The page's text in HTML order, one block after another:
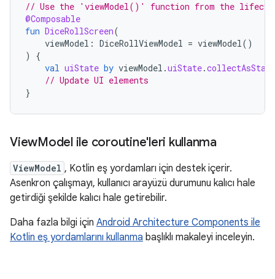
// Use the 'viewModel()' function from the
@Composable
fun DiceRollScreen(
viewModel : DiceRollViewModel = viewModel()
)
{
val uiState by viewModel .uiState.
// Update UI elements
}
ViewModel ile coroutine'leri kullanma
ViewModel , Kotlin eş yordamları için destek içerir.
Asenkron çalışmayı, kullanıcı arayüzü durumunu kalıcı hale
getirdiği şekilde kalıcı hale getirebilir.
Daha fazla bilgi için Android Architecture Components ile
Kotlin eş yordamlarını kullanma başlıklı makaleyi inceleyin.